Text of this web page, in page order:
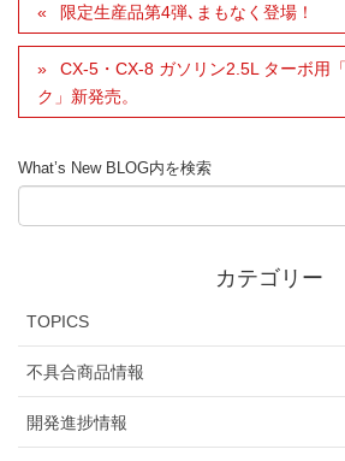
限定生産品第4弾､まもなく登場！
CX-5・CX-8 ガソリン2.5L ターボ用
ク」新発売。
What’s New BLOG内を検索
カテゴリー
TOPICS
不具合商品情報
開発進捗情報